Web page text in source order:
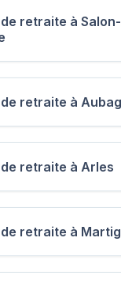
retraite à
retraite à
retraite à Arles
retraite à